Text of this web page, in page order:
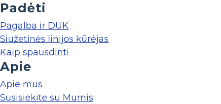
Padėti
Pagalba ir DUK
Siužetinės linijos kūrėjas
Kaip spausdinti
Apie
Apie mus
Susisiekite su Mumis